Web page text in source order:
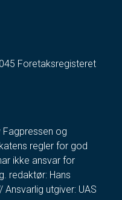
Foretaksregisteret
og
regler for god
ikke ansvar for
redaktør: Hans
Ansvarlig utgiver: UAS